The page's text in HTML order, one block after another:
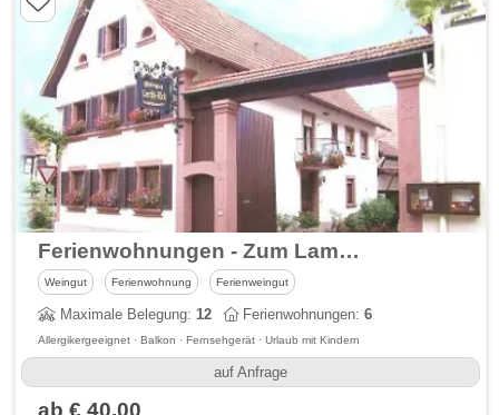
Ferienwohnungen - Zum Lamm & Weingut Kerth-Eck
Weingut Ferienwohnung Ferienweingut
Maximale Belegung:12 Ferienwohnungen:6
Allergikergeeignet · Balkon · Fernsehgerät · Urlaub mit Kindern
auf Anfrage
ab € 40,00